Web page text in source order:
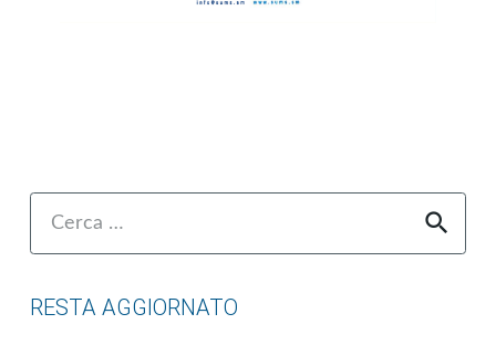
per:
RESTA AGGIORNATO